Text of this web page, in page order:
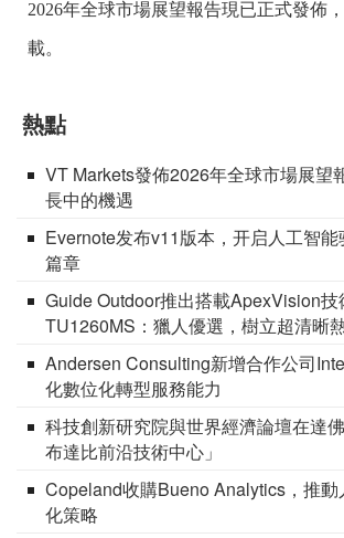
2026年全球市場展望報告現已正式發佈
載。
熱點
VT Markets發佈2026年全球市場展望
長中的機遇
Evernote发布v11版本，开启人工智
篇章
Guide Outdoor推出搭載ApexVision技
TU1260MS：獵人優選，樹立超清晰
Andersen Consulting新增合作公司
化數位化轉型服務能力
科技創新研究院與世界經濟論壇在達
布達比前沿技術中心」
Copeland收購Bueno Analytics，推動
化策略